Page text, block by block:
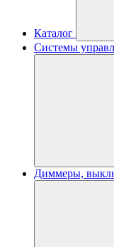
Каталог
Системы
Диммеры,